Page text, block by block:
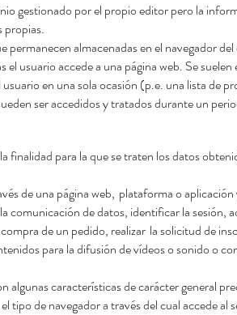
gestionado por el propio editor pero la
propias.
almacenadas en el navegador
usuario accede a una página web. Se
en una sola ocasión (p.e. una lista de
ser accedidos y tratados durante un
finalidad para la que se traten los datos
de una página web, plataforma o
comunicación de datos, identificar la sesión,
de un pedido, realizar la solicitud de
para la difusión de vídeos o sonido o
algunas características de caráctergeneral
de navegador a través del cual accede al